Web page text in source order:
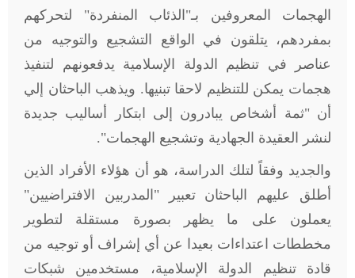
الهجمات المعروفين بـ"الذئاب المنفردة" لتحركهم
بمفردهم، يتلقون في الواقع التشجيع والتوجيه من
عناصر في تنظيم الدولة الإسلامية يدفعونهم لتنفيذ
هجمات يمكن للتنظيم لاحقا تبنيها. ويذهب الباحثان إلي
أن "ثمة أشخاص يبادرون إلى ابتكار أساليب جديدة
لنشر العقيدة الجهادية وتشجيع الهجمات".
والجديد وفقاً لتلك الدراسة، هو أن هؤلاء الأفراد الذين
أطلق عليهم الباحثان تعبير "المدربين الافتراضيين"
يعملون على ما يظهر بصورة مستقلة لتطوير
مخططات اعتداءات بعيدا عن أي إشراف أو توجيه من
قادة تنظيم الدولة الإسلامية، مستخدمين شبكات